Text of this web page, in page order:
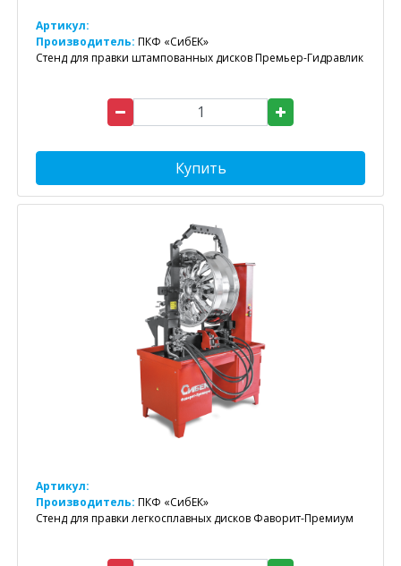
Артикул:
Производитель: ПКФ «СибЕК»
Стенд для правки штампованных дисков Премьер-Гидравлик
Купить
Артикул:
Производитель: ПКФ «СибЕК»
Стенд для правки легкосплавных дисков Фаворит-Премиум